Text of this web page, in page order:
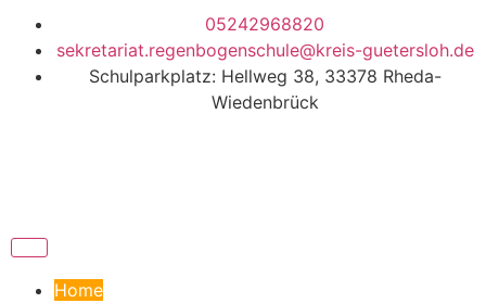
05242968820
sekretariat.regenbogenschule@kreis-guetersloh.de
Schulparkplatz: Hellweg 38, 33378 Rheda-
Wiedenbrück
Home